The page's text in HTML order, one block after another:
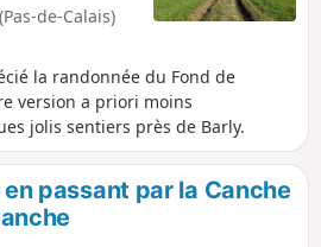
de-Calais)
la randonnée du Fond de
version a priori moins
jolis sentiers près de Barly.
passant par la Canche